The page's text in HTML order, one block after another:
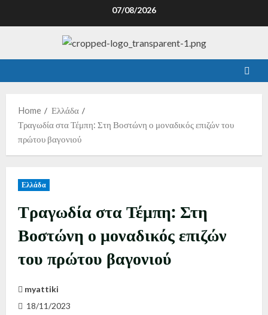
07/08/2026
Home
Ελλάδα
Τραγωδία στα Τέμπη: Στη Βοστώνη ο μοναδικός επιζών του
πρώτου βαγονιού
Ελλάδα
Τραγωδία στα Τέμπη: Στη
Βοστώνη ο μοναδικός επιζών
του πρώτου βαγονιού
myattiki
18/11/2023